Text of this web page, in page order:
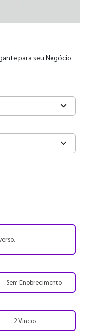
para seu Negócio
Sem Enobrecimento
2 Vincos